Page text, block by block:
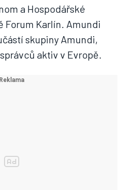
a Hospodářské
Forum Karlín. Amundi
skupiny Amundi,
aktiv v Evropě.